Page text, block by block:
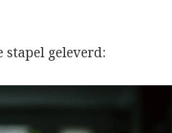
stapel geleverd: